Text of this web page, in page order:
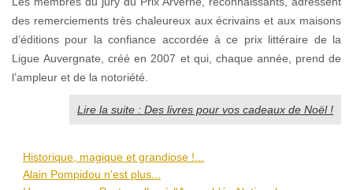
des remerciements très chaleureux aux écrivains et aux maisons
d’éditions pour la confiance accordée à ce prix littéraire de la
Ligue Auvergnate, créé en 2007 et qui, chaque année, prend de
l’ampleur et de la notoriété.
Lire la suite : Des livres pour vos cadeaux de Noël !
Historique, magique et grandiose !...
Alain Pompidou n'est plus...